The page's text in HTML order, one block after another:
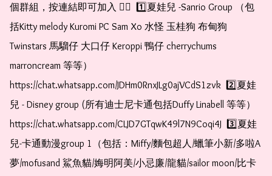
個群組，按連結即可加入 👇🏻  1️⃣夏娃兒 -Sanrio Group （包
括Kitty melody Kuromi PC Sam Xo 水怪 玉桂狗 布甸狗
Twinstars 馬騮仔 大口仔 Keroppi 鴨仔 cherrychums
marroncream 等等）
https://chat.whatsapp.com/JDHm0RnxJLg0ajVCdS1zvk  2️⃣夏娃
兒 - Disney group (所有迪士尼卡通包括Duffy Linabell 等等）
https://chat.whatsapp.com/CLJD7GTqwK49l7N9Coqi4J  3️⃣夏娃
兒-卡通動漫group 1（包括：Miffy/麵包超人/蠟筆小新/多啦A
夢/mofusand 鯊魚貓/娒明阿美/小忌廉/龍貓/sailor moon/比卡